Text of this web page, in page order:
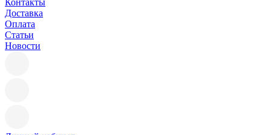
Контакты
Доставка
Оплата
Статьи
Новости